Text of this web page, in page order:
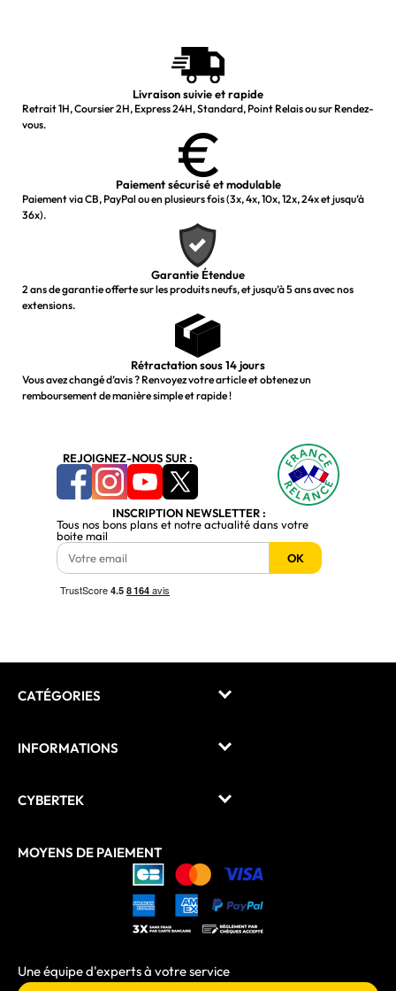
Livraison suivie et rapide
Retrait 1H, Coursier 2H, Express 24H, Standard, Point Relais ou sur Rendez-
vous.
Paiement sécurisé et modulable
Paiement via CB, PayPal ou en plusieurs fois (3x, 4x, 10x, 12x, 24x et jusqu’à
36x).
Garantie Étendue
2 ans de garantie offerte sur les produits neufs, et jusqu’à 5 ans avec nos
extensions.
Rétractation sous 14 jours
Vous avez changé d’avis ? Renvoyez votre article et obtenez un
remboursement de manière simple et rapide !
REJOIGNEZ-NOUS SUR :
INSCRIPTION NEWSLETTER :
Tous nos bons plans et notre actualité dans votre
boite mail
OK
CATÉGORIES
INFORMATIONS
CYBERTEK
MOYENS DE PAIEMENT
Une équipe d'experts à votre service